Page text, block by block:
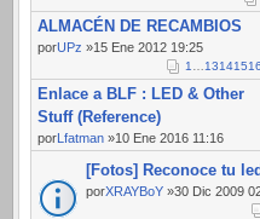
ALMACÉN DE RECAMBIOS
porUPz »15 Ene 2012 19:25
1…13141516
Enlace a BLF : LED & Other
Stuff (Reference)
por Lfatman »10 Ene 2016 11:16
[Fotos] Reconoce tu
porXRAYBoY »30 Dic 2009